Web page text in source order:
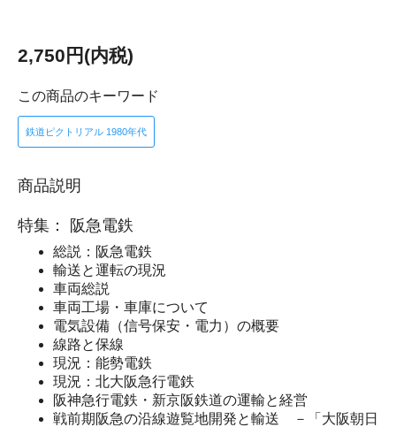
2,750円(内税)
この商品のキーワード
鉄道ピクトリアル 1980年代
商品説明
特集： 阪急電鉄
総説：阪急電鉄
輸送と運転の現況
車両総説
車両工場・車庫について
電気設備（信号保安・電力）の概要
線路と保線
現況：能勢電鉄
現況：北大阪急行電鉄
阪神急行電鉄・新京阪鉄道の運輸と経営
戦前期阪急の沿線遊覧地開発と輸送 －「大阪朝日